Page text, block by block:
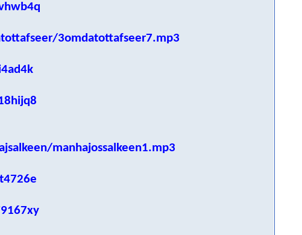
3omdatottafseer7.mp3
manhajossalkeen1.mp3